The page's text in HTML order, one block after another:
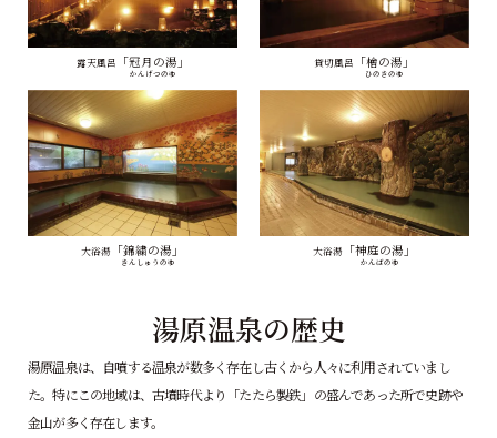
露天風呂 「冠月の湯」
かんげつのゆ
貸切風呂 「檜の湯」
ひのきのゆ
大浴湯 「錦繍の湯」
きんしゅうのゆ
大浴湯 「神庭の湯」
かんばのゆ
湯原温泉の歴史
湯原温泉は、自噴する温泉が数多く存在し古くから人々に利用されていまし
た。特にこの地域は、古墳時代より「たたら製鉄」の盛んであった所で史跡や
金山が多く存在します。